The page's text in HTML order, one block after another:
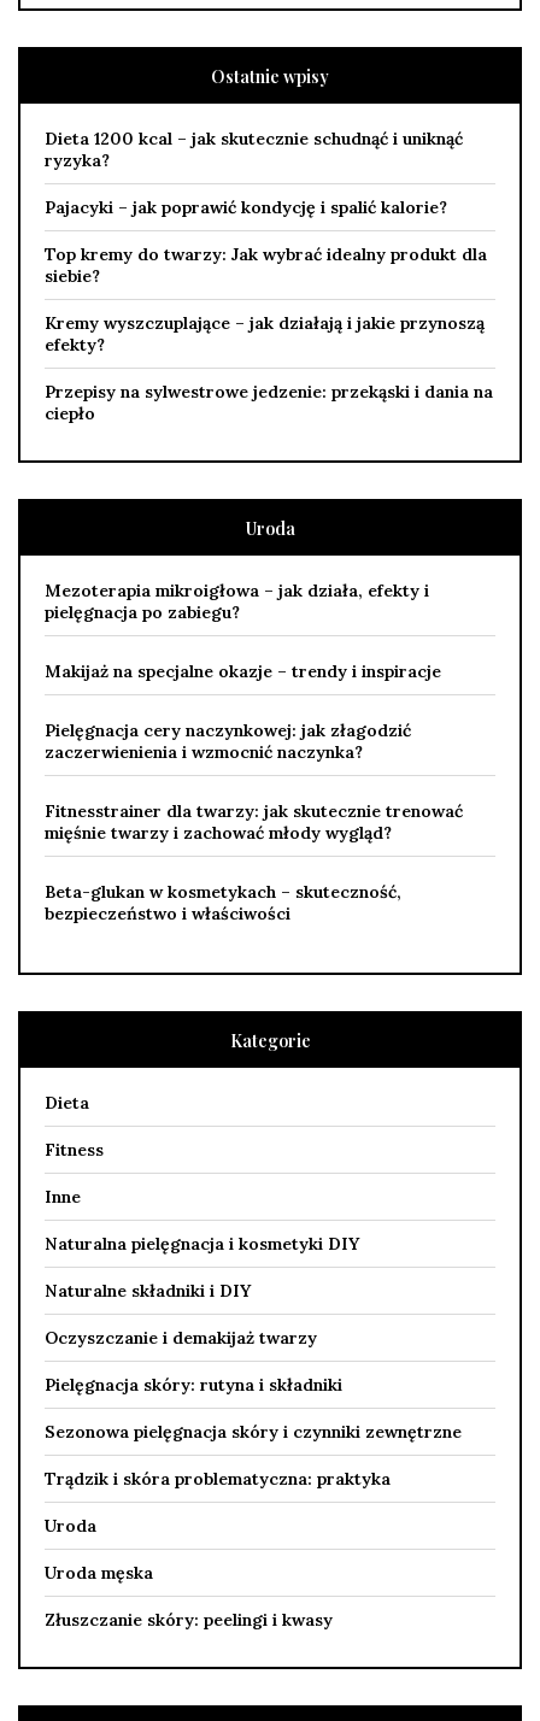
Ostatnie wpisy
Dieta 1200 kcal – jak skutecznie schudnąć i uniknąć
ryzyka?
Pajacyki – jak poprawić kondycję i spalić kalorie?
Top kremy do twarzy: Jak wybrać idealny produkt dla
siebie?
Kremy wyszczuplające – jak działają i jakie przynoszą
efekty?
Przepisy na sylwestrowe jedzenie: przekąski i dania na
ciepło
Uroda
Mezoterapia mikroigłowa – jak działa, efekty i
pielęgnacja po zabiegu?
Makijaż na specjalne okazje – trendy i inspiracje
Pielęgnacja cery naczynkowej: jak złagodzić
zaczerwienienia i wzmocnić naczynka?
Fitnesstrainer dla twarzy: jak skutecznie trenować
mięśnie twarzy i zachować młody wygląd?
Beta-glukan w kosmetykach – skuteczność,
bezpieczeństwo i właściwości
Kategorie
Dieta
Fitness
Inne
Naturalna pielęgnacja i kosmetyki DIY
Naturalne składniki i DIY
Oczyszczanie i demakijaż twarzy
Pielęgnacja skóry: rutyna i składniki
Sezonowa pielęgnacja skóry i czynniki zewnętrzne
Trądzik i skóra problematyczna: praktyka
Uroda
Uroda męska
Złuszczanie skóry: peelingi i kwasy